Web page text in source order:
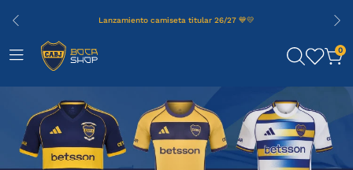
Lanzamiento camiseta titular 26/27 💙💛
0